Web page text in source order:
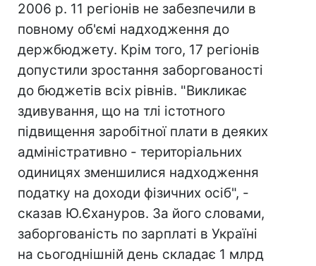
2006 р. 11 регіонів не забезпечили в
повному об'ємі надходження до
держбюджету. Крім того, 17 регіонів
допустили зростання заборгованості
до бюджетів всіх рівнів. "Викликає
здивування, що на тлі істотного
підвищення заробітної плати в деяких
адміністративно - територіальних
одиницях зменшилися надходження
податку на доходи фізичних осіб", -
сказав Ю.Єхануров. За його словами,
заборгованість по зарплаті в Україні
на сьогоднішній день складає 1 млрд